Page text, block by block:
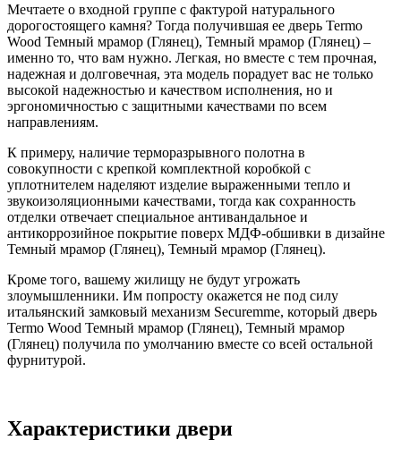
Мечтаете о входной группе с фактурой натурального
дорогостоящего камня? Тогда получившая ее дверь Termo
Wood Темный мрамор (Глянец), Темный мрамор (Глянец) –
именно то, что вам нужно. Легкая, но вместе с тем прочная,
надежная и долговечная, эта модель порадует вас не только
высокой надежностью и качеством исполнения, но и
эргономичностью с защитными качествами по всем
направлениям.
К примеру, наличие терморазрывного полотна в
совокупности с крепкой комплектной коробкой с
уплотнителем наделяют изделие выраженными тепло и
звукоизоляционными качествами, тогда как сохранность
отделки отвечает специальное антивандальное и
антикоррозийное покрытие поверх МДФ-обшивки в дизайне
Темный мрамор (Глянец), Темный мрамор (Глянец).
Кроме того, вашему жилищу не будут угрожать
злоумышленники. Им попросту окажется не под силу
итальянский замковый механизм Securemme, который дверь
Termo Wood Темный мрамор (Глянец), Темный мрамор
(Глянец) получила по умолчанию вместе со всей остальной
фурнитурой.
Характеристики двери